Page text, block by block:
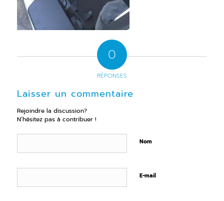
0
RÉPONSES
Laisser un commentaire
Rejoindre la discussion?
N’hésitez pas à contribuer !
Nom
E-mail